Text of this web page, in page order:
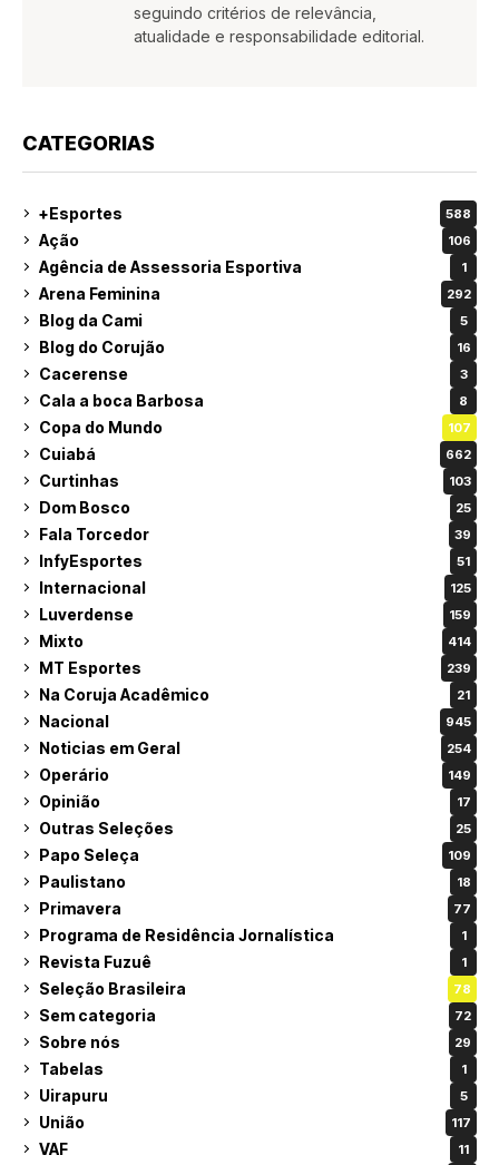
seguindo critérios de relevância,
atualidade e responsabilidade editorial.
CATEGORIAS
+Esportes 588
Ação 106
Agência de Assessoria Esportiva 1
Arena Feminina 292
Blog da Cami 5
Blog do Corujão 16
Cacerense 3
Cala a boca Barbosa 8
Copa do Mundo 107
Cuiabá 662
Curtinhas 103
Dom Bosco 25
Fala Torcedor 39
InfyEsportes 51
Internacional 125
Luverdense 159
Mixto 414
MT Esportes 239
Na Coruja Acadêmico 21
Nacional 945
Noticias em Geral 254
Operário 149
Opinião 17
Outras Seleções 25
Papo Seleça 109
Paulistano 18
Primavera 77
Programa de Residência Jornalística 1
Revista Fuzuê 1
Seleção Brasileira 78
Sem categoria 72
Sobre nós 29
Tabelas 1
Uirapuru 5
União 117
VAF 11